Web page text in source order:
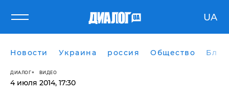
UA
Новости Украина россия Общество
ДИАЛОГ ВИДЕО
4 июля 2014, 17:30